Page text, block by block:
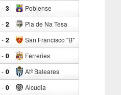
- Poblense
3
- Pla de Na Tesa
2
- San Francisco "B"
2
- Ferreries
0
- Atº Baleares
0
- Alcudia
0